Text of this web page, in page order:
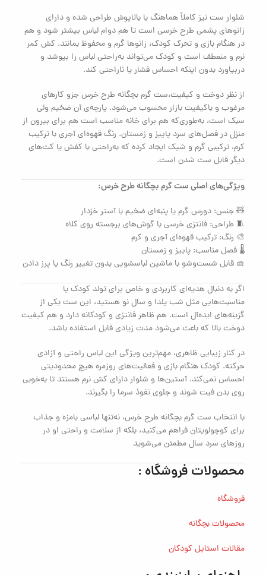
شلوار ست نیز کاملاً هماهنگ با بالاپوش طراحی شده و دارای
زانوهای پشمی طرح خرسی است تا هم دوام لباس بیشتر شود و هم
در هنگام بازی و تحرک کودک، زانوها گرم و محفوظ بمانند. کش کمر
نرم و منعطف است و کودک می‌تواند به‌راحتی لباس را بپوشد و
دربیاورد بدون اینکه احساس فشار یا ناراحتی کند.
از نظر دوخت و کیفیت،ست گرم بچگانه طرح خرس جزو کارهای
مرغوب و باکیفیت بازار محسوب می‌شود. پارچه‌ی آن ضخیم ولی
سبک است، به‌طوری‌که هم برای خانه مناسب است هم برای بیرون از
منزل در فصل‌های سرد پاییز و زمستان. رنگ قهوه‌ای آجری با ترکیب
کرم، ترکیبی گرم و شیک ایجاد کرده که به‌راحتی با کفش یا کت‌های
دیگر قابل ست شدن است.
ویژگی‌های اصلی ست گرم بچگانه طرح خرس:
🧸 جنس: دورس گرم یا پنبه‌ای ضخیم با آستر خزدار
🧵 طراحی: فانتزی خرسی با گوش‌های برجسته روی کلاه
🎨 رنگ: ترکیب قهوه‌ای آجری و کرم
🌡️ فصل مناسب: پاییز و زمستان
🧺 قابل شست‌وشو با ماشین لباسشویی بدون تغییر رنگ یا پرز دادن
اگر به دنبال هدیه‌ای کاربردی و خاص برای تولد کودک یا
مناسبت‌هایی مثل شب یلدا و سال نو هستید، این ست یکی از
گزینه‌های ایده‌آل است. هم ظاهر فانتزی و کودکانه دارد و هم کیفیت
دوخت بالا که باعث می‌شود مدت زیادی قابل استفاده باشد.
در کنار زیبایی ظاهری، مهم‌ترین ویژگی این لباس راحتی و آزادی
حرکته. کودک هنگام بازی و فعالیت‌های روزمره هیچ محدودیتی
احساس نمی‌کند. آستین‌ها و شلوار دارای کش نرم هستند تا به‌خوبی
روی بدن فیت شوند و جلوی نفوذ سرما را بگیرند.
با انتخاب ست گرم بچگانه طرح خرس، نه‌تنها لباسی بامزه و جذاب
برای کوچولویتان فراهم می‌کنید، بلکه از سلامت و راحتی او در
روزهای سرد سال مطمئن می‌شوید
محصولات فروشگاه :
فروشگاه
محصولات بچگانه
مقالات استایل کودکان